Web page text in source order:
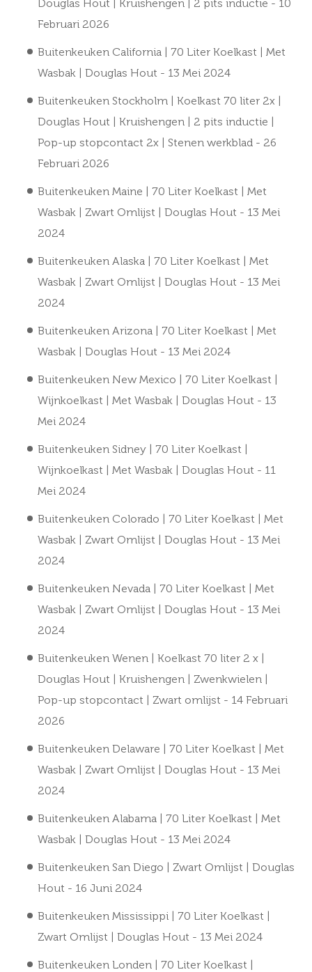
Douglas Hout | Kruishengen | 2 pits inductie - 10
Februari 2026
Buitenkeuken California | 70 Liter Koelkast | Met
Wasbak | Douglas Hout - 13 Mei 2024
Buitenkeuken Stockholm | Koelkast 70 liter 2x |
Douglas Hout | Kruishengen | 2 pits inductie |
Pop-up stopcontact 2x | Stenen werkblad - 26
Februari 2026
Buitenkeuken Maine | 70 Liter Koelkast | Met
Wasbak | Zwart Omlijst | Douglas Hout - 13 Mei
2024
Buitenkeuken Alaska | 70 Liter Koelkast | Met
Wasbak | Zwart Omlijst | Douglas Hout - 13 Mei
2024
Buitenkeuken Arizona | 70 Liter Koelkast | Met
Wasbak | Douglas Hout - 13 Mei 2024
Buitenkeuken New Mexico | 70 Liter Koelkast |
Wijnkoelkast | Met Wasbak | Douglas Hout - 13
Mei 2024
Buitenkeuken Sidney | 70 Liter Koelkast |
Wijnkoelkast | Met Wasbak | Douglas Hout - 11
Mei 2024
Buitenkeuken Colorado | 70 Liter Koelkast | Met
Wasbak | Zwart Omlijst | Douglas Hout - 13 Mei
2024
Buitenkeuken Nevada | 70 Liter Koelkast | Met
Wasbak | Zwart Omlijst | Douglas Hout - 13 Mei
2024
Buitenkeuken Wenen | Koelkast 70 liter 2 x |
Douglas Hout | Kruishengen | Zwenkwielen |
Pop-up stopcontact | Zwart omlijst - 14 Februari
2026
Buitenkeuken Delaware | 70 Liter Koelkast | Met
Wasbak | Zwart Omlijst | Douglas Hout - 13 Mei
2024
Buitenkeuken Alabama | 70 Liter Koelkast | Met
Wasbak | Douglas Hout - 13 Mei 2024
Buitenkeuken San Diego | Zwart Omlijst | Douglas
Hout - 16 Juni 2024
Buitenkeuken Mississippi | 70 Liter Koelkast |
Zwart Omlijst | Douglas Hout - 13 Mei 2024
Buitenkeuken Londen | 70 Liter Koelkast |